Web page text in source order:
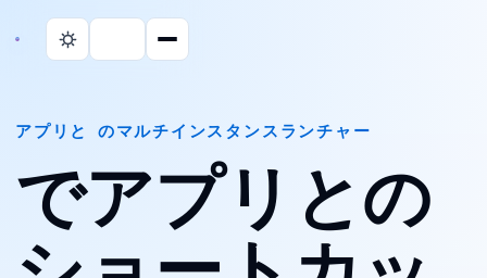
アプリと WEB のマルチインスタンスランチャー
Mac でアプリと Web の